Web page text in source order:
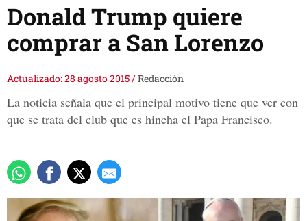
Donald Trump quiere
comprar a San Lorenzo
Actualizado: 28 agosto 2015/Redacción
La noticia señala que el principal motivo tiene que ver con
que se trata del club que es hincha el Papa Francisco.